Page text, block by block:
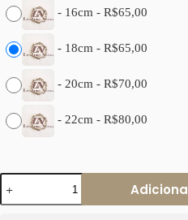
- 16cm - R$65,00
- 18cm - R$65,00
- 20cm - R$70,00
- 22cm - R$80,00
Pulseira
Cadeado-
93